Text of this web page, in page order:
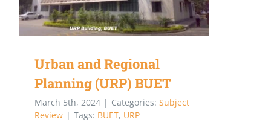
Urban and Regional
Planning (URP) BUET
March 5th, 2024 | Categories: Subject
Review | Tags: BUET, URP